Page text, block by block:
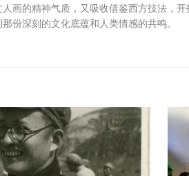
画的精神气质，又吸收借鉴西方技法，
份深刻的文化底蕴和人类情感的共鸣。